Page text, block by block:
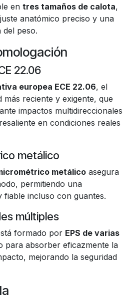
en tres tamaños de calota,
anatómico preciso y una
del peso.
22.06
europea ECE 22.06, el
más reciente y exigente, que
impactos multidireccionales
en condiciones reales
metálico
metálico asegura
permitiendo una
fiable incluso con guantes.
múltiples
formado por EPS de varias
para absorber eficazmente la
mejorando la seguridad